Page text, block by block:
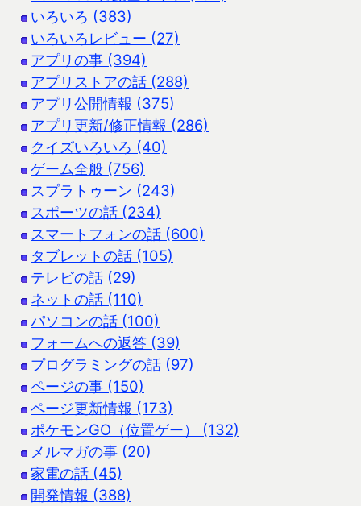
いろいろ (383)
いろいろレビュー (27)
アプリの事 (394)
アプリストアの話 (288)
アプリ公開情報 (375)
アプリ更新/修正情報 (286)
クイズいろいろ (40)
ゲーム全般 (756)
スプラトゥーン (243)
スポーツの話 (234)
スマートフォンの話 (600)
タブレットの話 (105)
テレビの話 (29)
ネットの話 (110)
パソコンの話 (100)
フォームへの返答 (39)
プログラミングの話 (97)
ページの事 (150)
ページ更新情報 (173)
ポケモンGO（位置ゲー） (132)
メルマガの事 (20)
家電の話 (45)
開発情報 (388)